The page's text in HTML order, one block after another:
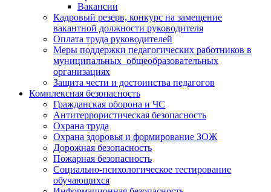
Вакансии
Кадровый резерв, конкурс на замещение
вакантной должности руководителя
Оплата труда руководителей
Меры поддержки педагогических работников в
муниципальных общеобразовательных
организациях
Защита чести и достоинства педагогов
Комплексная безопасность
Гражданская оборона и ЧС
Антитеррористическая безопасность
Охрана труда
Охрана здоровья и формирование ЗОЖ
Дорожная безопасность
Пожарная безопасность
Социально-психологическое тестирование
обучающихся